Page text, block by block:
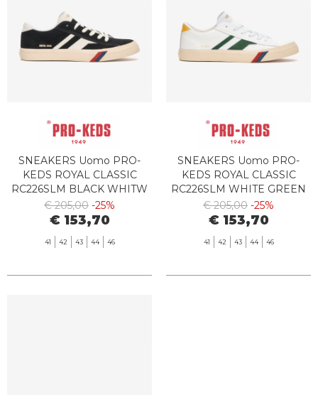
SNEAKERS Uomo PRO-
KEDS ROYAL CLASSIC
RC226SLM BLACK WHITW
€ 205,00 -25%
€ 153,70
41 42 43 44 46
SNEAKERS Uomo PRO-
KEDS ROYAL CLASSIC
RC226SLM WHITE GREEN
€ 205,00 -25%
€ 153,70
41 42 43 44 46